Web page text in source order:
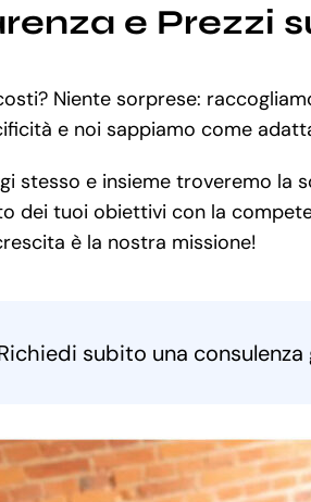
e Prezzi
Niente sorprese:
e noi sappiamo come
stesso e insieme troveremo la
dei tuoi obiettivi con la
è la nostra missione!
subito una